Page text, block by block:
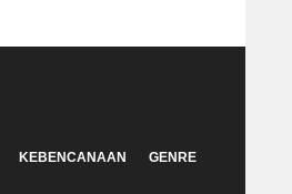
KEBENCANAAN
GENRE